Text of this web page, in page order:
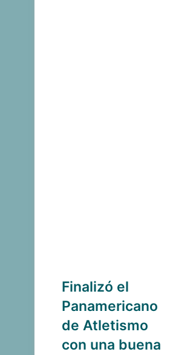
Finalizó el
Panamericano
de Atletismo
con una buena